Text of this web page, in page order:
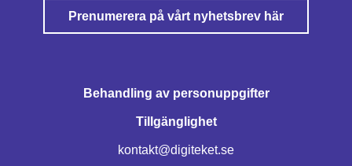
Behandling av personuppgifter
Tillgänglighet
kontakt@digiteket.se
Prenumerera på vårt nyhetsbrev här